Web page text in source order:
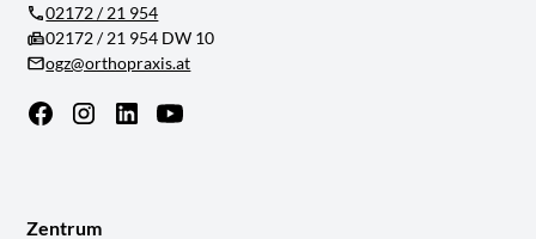
02172 / 21 954
02172 / 21 954 DW 10
ogz@orthopraxis.at
Zentrum